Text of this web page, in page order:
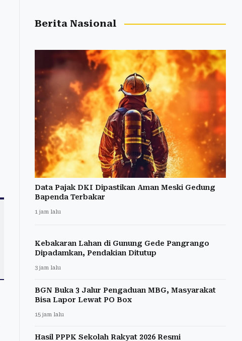
Berita Nasional
Data Pajak DKI Dipastikan Aman Meski Gedung
Bapenda Terbakar
1 jam lalu
Kebakaran Lahan di Gunung Gede Pangrango
Dipadamkan, Pendakian Ditutup
3 jam lalu
BGN Buka 3 Jalur Pengaduan MBG, Masyarakat
Bisa Lapor Lewat PO Box
15 jam lalu
Hasil PPPK Sekolah Rakyat 2026 Resmi